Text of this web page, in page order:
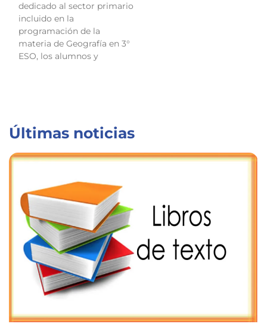
dedicado al sector primario
incluido en la
programación de la
materia de Geografía en 3°
ESO, los alumnos y
Últimas noticias